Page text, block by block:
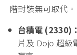
階封裝無可取代。
台積電 (2330)：
片及 Dojo 超級